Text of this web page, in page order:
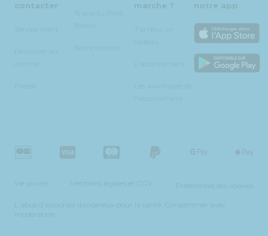
contacter
Service client
Renoncer au
contrat
Presse
15 ans du Petit
Ballon
Notre histoire
marche ?
J'ai reçu un
cadeau
L'abonnement
Les avantages de
l'abonnement
notre app
Vie privée Mentions légales et CGV Préférences des cookies
L'abus d'alcool est dangereux pour la santé. Consommer avec
modération.